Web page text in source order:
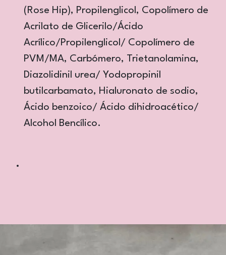
(Rose Hip), Propilenglicol, Copolímero de
Acrilato de Glicerilo/Ácido
Acrílico/Propilenglicol/ Copolímero de
PVM/MA, Carbómero, Trietanolamina,
Diazolidinil urea/ Yodopropinil
butilcarbamato, Hialuronato de sodio,
Ácido benzoico/ Ácido dihidroacético/
Alcohol Bencílico.